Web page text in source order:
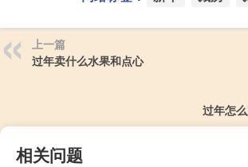
上一篇
过年卖什么水果和点心
过年怎
相关问题